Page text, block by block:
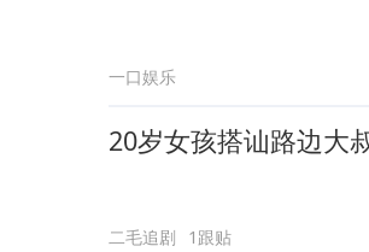
一口娱乐
20岁女孩搭讪路边大
二毛追剧 1跟贴